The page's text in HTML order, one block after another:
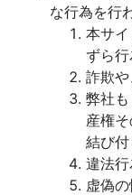
な行為を行
本サ
ずら行
詐欺
弊社
産権
結び
違法
虚偽